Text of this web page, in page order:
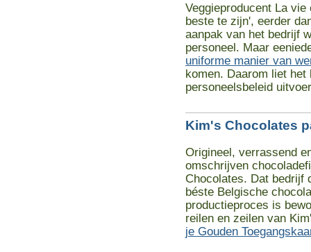
Veggieproducent La
beste te zijn', eerder
aanpak van het bedrijf
personeel. Maar
uniforme manier van
komen. Daarom liet
personeelsbeleid
Kim's Chocolates
Origineel, verrassend
omschrijven
Chocolates. Dat bedrijf
béste Belgische
productieproces is
reilen en zeilen van
je Gouden